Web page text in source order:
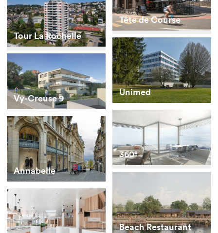
Tête de Course
Tour La Rochelle
Unimed
Vy-Creuse 9
360°
Annabelle
Beach Restaurant